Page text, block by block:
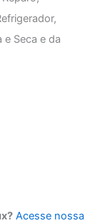
e Seca e da
Acesse nossa